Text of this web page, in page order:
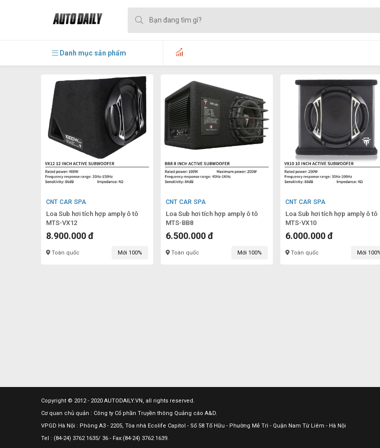
Danh mục sản phẩm
CNT CAR SPA
Loa Sub hơi tích hợp amply ô tô
MTS-VX12
8.900.000 đ
Toàn quốc Mới 100%
CNT CAR SPA
Loa Sub hơi tích hợp amply ô tô
MTS-BB8
6.500.000 đ
Toàn quốc Mới 100%
CNT CAR SPA
Loa Sub hơi tích hợp amply ô tô
MTS-VX10
6.000.000 đ
Toàn quốc Mới
Copyright © 2012 - 2020 AUTODAILY.VN, all rights reserved.
Cơ quan chủ quản : Công ty Cổ phần Truyền thông Quảng cáo A&D.
VPGD Hà Nội : Phòng A3 - 2205, Tòa nhà Ecolife Capitol - Số 58 Tố Hữu - Phường Mễ Trì - Quận Nam Từ Liêm - Hà Nội
Tel : (84-24) 3762 1635/ 36 - Fax:(84-24) 3762 1639.